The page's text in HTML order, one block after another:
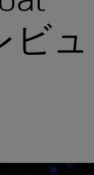
ビュ